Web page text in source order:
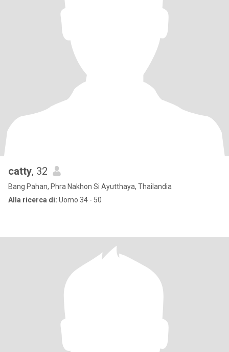
catty, 32
Bang Pahan, Phra Nakhon Si Ayutthaya, Thailandia
Alla ricerca di: Uomo 34 - 50